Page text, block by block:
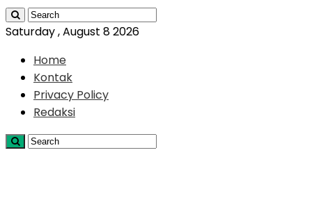
Saturday , August 8 2026
Home
Kontak
Privacy Policy
Redaksi